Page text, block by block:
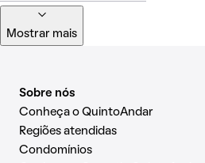
Mostrar mais
Sobre nós
Conheça o QuintoAndar
Regiões atendidas
Condomínios